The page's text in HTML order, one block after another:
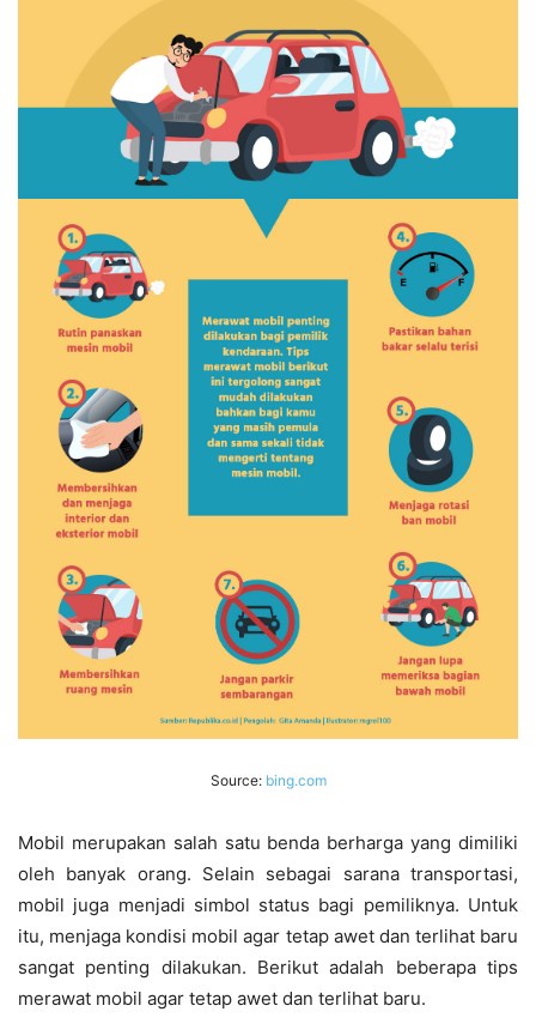
Source: bing.com
Mobil merupakan salah satu benda berharga yang dimiliki
oleh banyak orang. Selain sebagai sarana transportasi,
mobil juga menjadi simbol status bagi pemiliknya. Untuk
itu, menjaga kondisi mobil agar tetap awet dan terlihat baru
sangat penting dilakukan. Berikut adalah beberapa tips
merawat mobil agar tetap awet dan terlihat baru.